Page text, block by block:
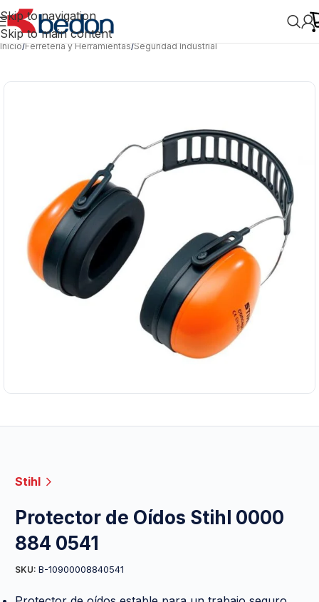
Skip to navigation
Skip to main content
Inicio/Ferretería y Herramientas/Seguridad Industrial
Stihl
Protector de Oídos Stihl 0000
884 0541
SKU: B-10900008840541